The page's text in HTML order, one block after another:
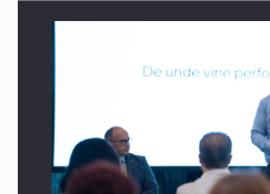
Webinar - Business Evolution-
Investitii Digitalizare